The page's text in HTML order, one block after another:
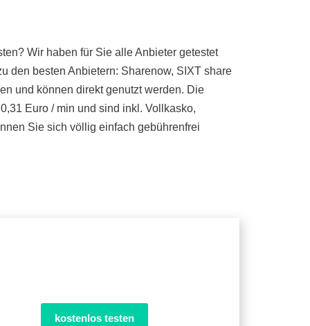
Wir haben für Sie alle Anbieter getestet
den besten Anbietern: Sharenow, SIXT share
und können direkt genutzt werden. Die
Euro / min und sind inkl. Vollkasko,
Sie sich völlig einfach gebührenfrei
kostenlos testen